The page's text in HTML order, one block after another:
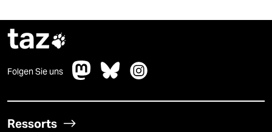
taz
Folgen Sie uns
Ressorts